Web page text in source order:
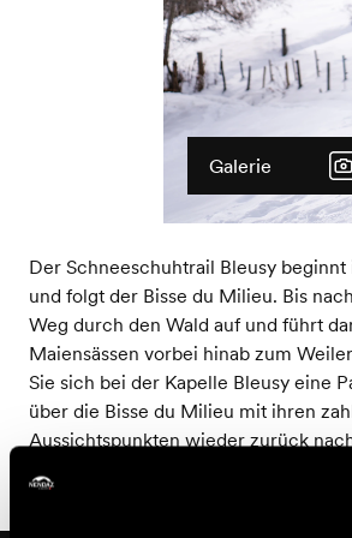
Galerie
Der Schneeschuhtrail Bleusy
und folgt der Bisse du Milieu. Bis
Weg durch den Wald auf und führt
Maiensässen vorbei hinab zum
Sie sich bei der Kapelle Bleusy eine
über die Bisse du Milieu mit ihren
Aussichtspunkten wieder zurück